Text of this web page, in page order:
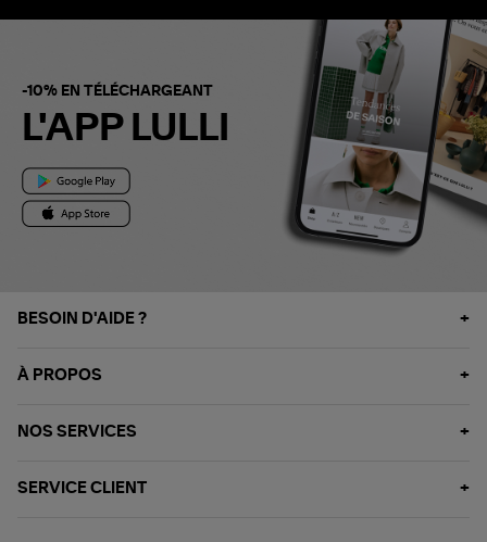
-10% EN TÉLÉCHARGEANT
L'APP LULLI
BESOIN D'AIDE ?
À PROPOS
NOS SERVICES
SERVICE CLIENT